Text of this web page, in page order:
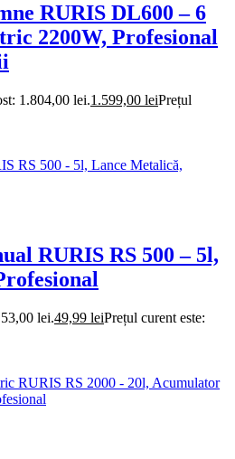
RURIS DL600 – 6
2200W, Profesional
1.804,00 lei.1.599,00 leiPrețul
RURIS RS 500 – 5l,
lei.49,99 leiPrețul curent este: